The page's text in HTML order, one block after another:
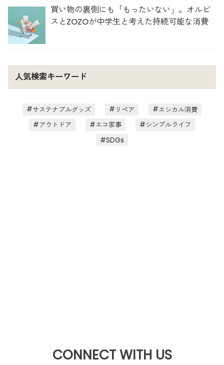
買い物の裏側にも「もったいない」。オルビ
スとZOZOが中学生と考えた持続可能な消費
人気検索キーワード
サステナブルグッズ リペア
エシカル消費
アウトドア
エコ家事
シンプルライフ
SDGs
CONNECT WITH US